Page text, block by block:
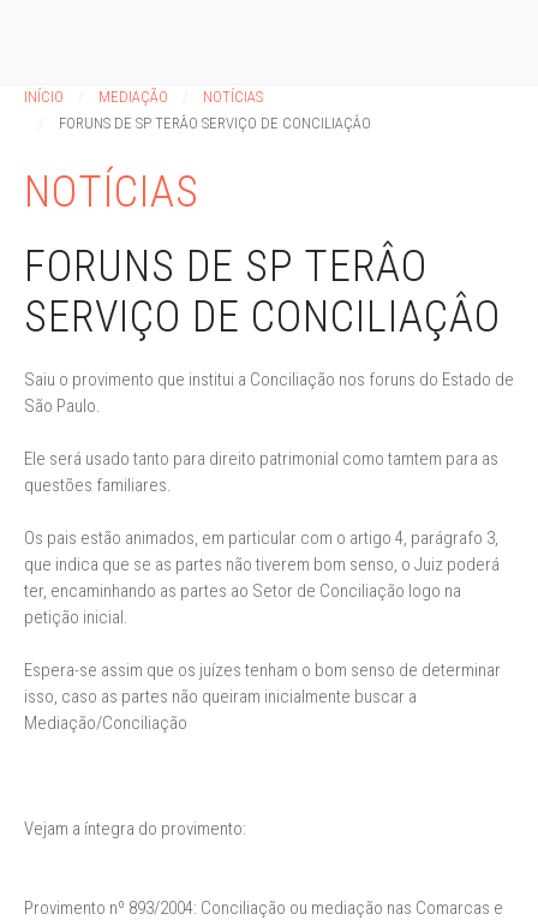
INÍCIO MEDIAÇÃO
NOTÍCIAS
FORUNS DE SP TERÂO SERVIÇO DE CONCILIAÇÂO
NOTÍCIAS
FORUNS DE SP TERÂO
SERVIÇO DE CONCILIAÇÂO
Saiu o provimento que institui a Conciliação nos foruns do Estado de
São Paulo.
Ele será usado tanto para direito patrimonial como tamtem para as
questões familiares.
Os pais estão animados, em particular com o artigo 4, parágrafo 3,
que indica que se as partes não tiverem bom senso, o Juiz poderá
ter, encaminhando as partes ao Setor de Conciliação logo na
petição inicial.
Espera-se assim que os juízes tenham o bom senso de determinar
isso, caso as partes não queiram inicialmente buscar a
Mediação/Conciliação
Vejam a íntegra do provimento:
Provimento nº 893/2004: Conciliação ou mediação nas Comarcas e